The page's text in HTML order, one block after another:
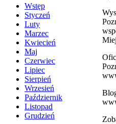
Wstęp
Styczeń
Luty
Marzec
Kwiecień
Maj
Czerwiec
Lipiec
Sierpień
Wrzesień
Październik
Listopad
Grudzień